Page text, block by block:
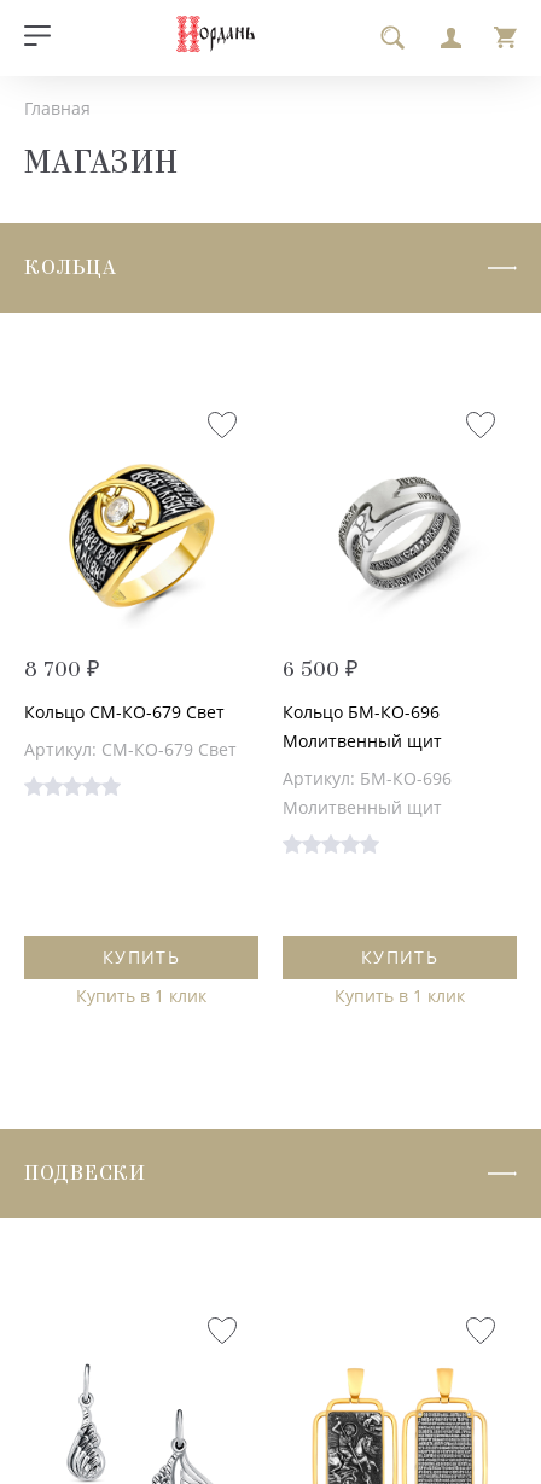
Главная
МАГАЗИН
КОЛЬЦА
8 700 ₽
Кольцо СМ-КО-679 Свет
Артикул: СМ-КО-679 Свет
КУПИТЬ
Купить в 1 клик
6 500 ₽
Кольцо БМ-КО-696
Молитвенный щит
Артикул: БМ-КО-696
Молитвенный щит
КУПИТЬ
Купить в 1 клик
ПОДВЕСКИ